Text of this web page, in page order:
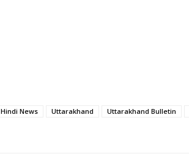
Hindi News Uttarakhand Uttarakhand Bulletin